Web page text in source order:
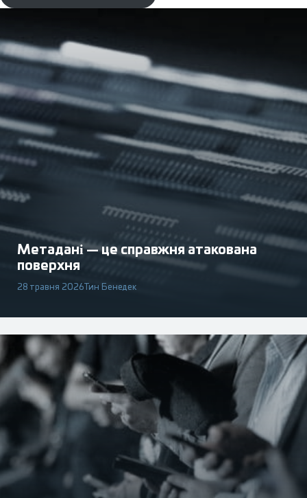
Метадані — це справжня атакована
поверхня
28 травня 2026Тин Бенедек